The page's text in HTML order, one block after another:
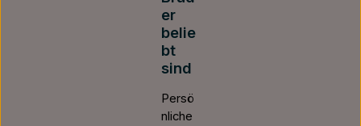
er
belie
bt
sind
Persö
nliche